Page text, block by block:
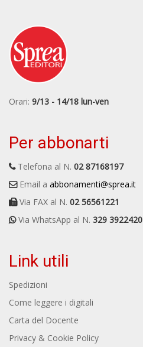
Orari: 9/13 - 14/18 lun-ven
Per abbonarti
Telefona al N. 02 87168197
Email a abbonamenti@sprea.it
Via FAX al N. 02 56561221
Via WhatsApp al N. 329 3922420
Link utili
Spedizioni
Come leggere i digitali
Carta del Docente
Privacy & Cookie Policy